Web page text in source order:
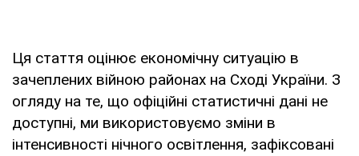
Ця стаття оцінює економічну ситуацію в
зачеплених війною районах на Сході України. З
огляду на те, що офіційні статистичні дані не
доступні, ми використовуємо зміни в
інтенсивності нічного освітлення, зафіксовані